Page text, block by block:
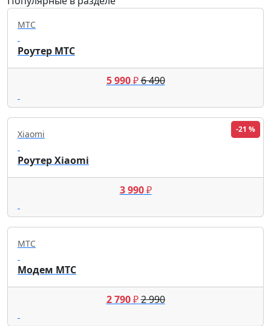
МТС
Роутер МТС
5 990₽6 490
-21 %
Xiaomi
Роутер Xiaomi
3 990₽
МТС
Модем МТС
2 790₽2 990